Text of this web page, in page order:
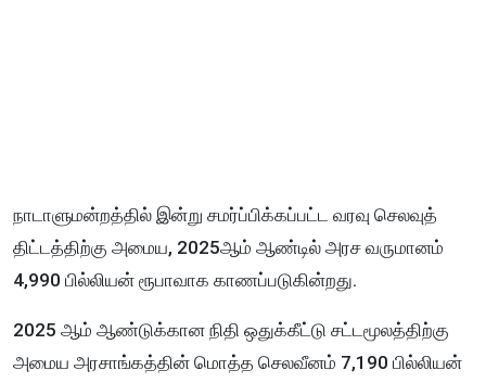
நாடாளுமன்றத்தில் இன்று சமர்ப்பிக்கப்பட்ட வரவு செலவுத்
திட்டத்திற்கு அமைய, 2025ஆம் ஆண்டில் அரச வருமானம்
4,990 பில்லியன் ரூபாவாக காணப்படுகின்றது.
2025 ஆம் ஆண்டுக்கான நிதி ஒதுக்கீட்டு சட்டமூலத்திற்கு
அமைய அரசாங்கத்தின் மொத்த செலவீனம் 7,190 பில்லியன்